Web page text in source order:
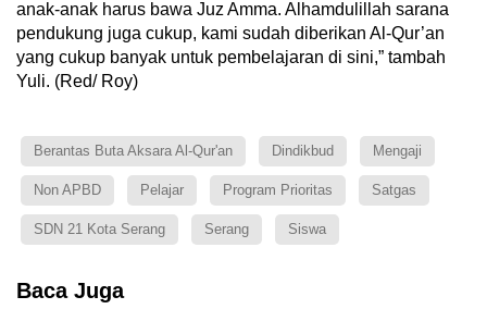
anak-anak harus bawa Juz Amma. Alhamdulillah sarana
pendukung juga cukup, kami sudah diberikan Al-Qur’an
yang cukup banyak untuk pembelajaran di sini,” tambah
Yuli. (Red/ Roy)
Berantas Buta Aksara Al-Qur'an Dindikbud Mengaji
Non APBD Pelajar Program Prioritas Satgas
SDN 21 Kota Serang Serang Siswa
Baca Juga